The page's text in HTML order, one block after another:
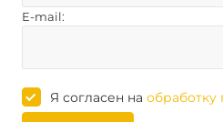
E-mail:
Я согласен на обработку